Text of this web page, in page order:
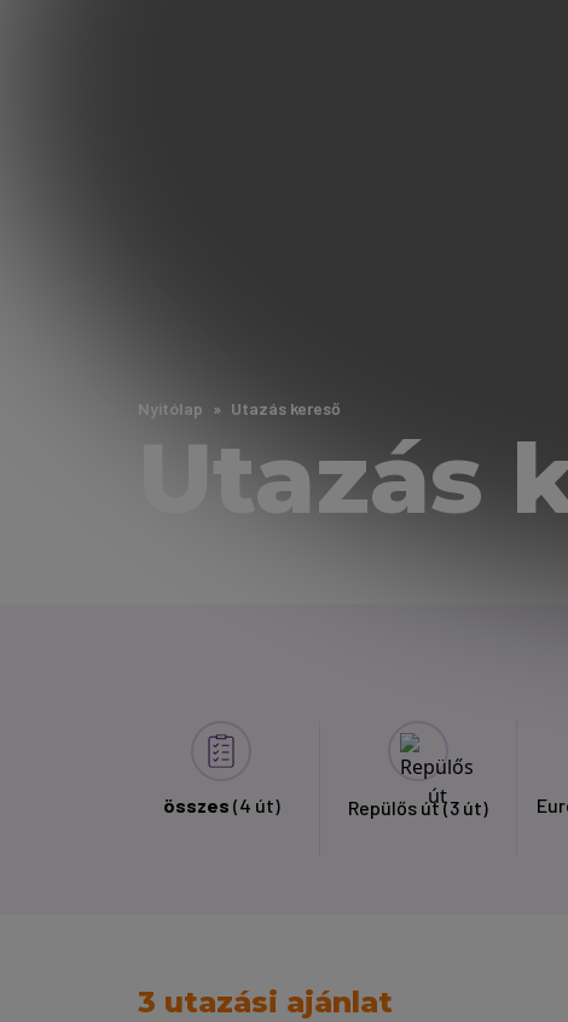
Nyitólap Utazás kereső
Utazás
összes (4 út) Repülős út(3 út)
3 utazási ajánlat